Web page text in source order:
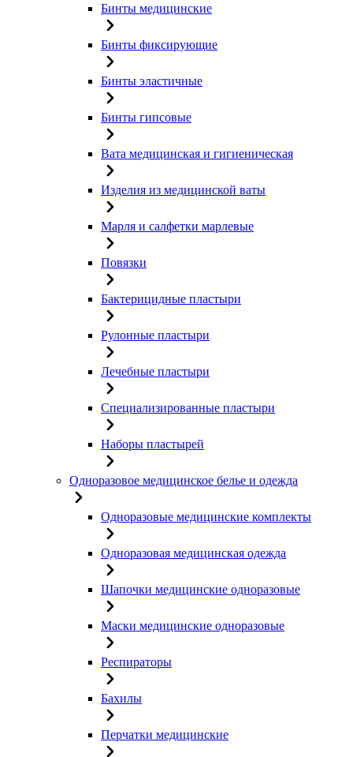
Бинты медицинские
Бинты фиксирующие
Бинты эластичные
Бинты гипсовые
Вата медицинская и гигиеническая
Изделия из медицинской ваты
Марля и салфетки марлевые
Повязки
Бактерицидные пластыри
Рулонные пластыри
Лечебные пластыри
Специализированные пластыри
Наборы пластырей
Одноразовое медицинское белье и одежда
Одноразовые медицинские комплекты
Одноразовая медицинская одежда
Шапочки медицинские одноразовые
Маски медицинские одноразовые
Респираторы
Бахилы
Перчатки медицинские